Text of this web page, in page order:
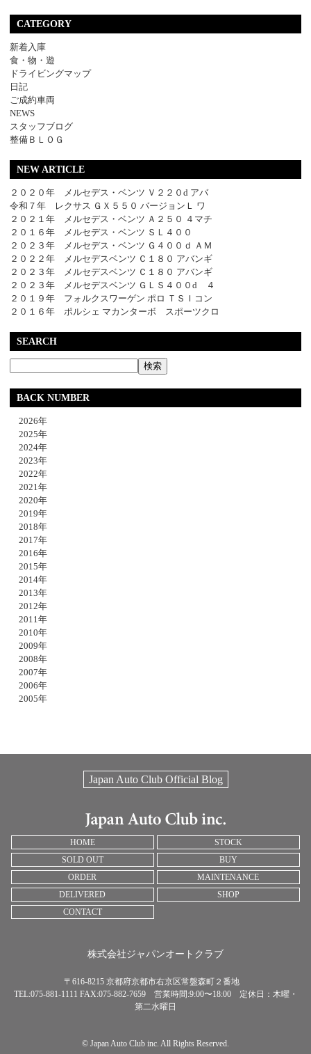
CATEGORY
新着入庫
食・物・遊
ドライビングマップ
日記
ご成約車両
NEWS
スタッフブログ
整備ＢＬＯＧ
NEW ARTICLE
２０２０年 メルセデス・ベンツ Ｖ２２０d アバ
令和７年 レクサス ＧＸ５５０ バージョンＬ ワ
２０２１年 メルセデス・ベンツ Ａ２５０ ４マチ
２０１６年 メルセデス・ベンツ ＳＬ４００
２０２３年 メルセデス・ベンツ Ｇ４００ｄ ＡＭ
２０２２年 メルセデスベンツ Ｃ１８０ アバンギ
２０２３年 メルセデスベンツ Ｃ１８０ アバンギ
２０２３年 メルセデスベンツ ＧＬＳ４００d ４
２０１９年 フォルクスワーゲン ポロ ＴＳＩコン
２０１６年 ポルシェ マカンターボ スポーツクロ
SEARCH
BACK NUMBER
2026年
2025年
2024年
2023年
2022年
2021年
2020年
2019年
2018年
2017年
2016年
2015年
2014年
2013年
2012年
2011年
2010年
2009年
2008年
2007年
2006年
2005年
Japan Auto Club Official Blog
HOME
STOCK
SOLD OUT
BUY
ORDER
MAINTENANCE
DELIVERED
SHOP
CONTACT
株式会社ジャパンオートクラブ
〒616-8215 京都府京都市右京区常盤森町２番地
TEL:075-881-1111 FAX:075-882-7659 営業時間:9:00〜18:00 定休日：木曜・
第二水曜日
© Japan Auto Club inc. All Rights Reserved.